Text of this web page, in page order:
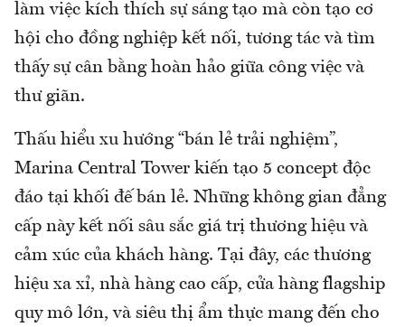
làm việc kích thích sự sáng tạo mà còn tạo cơ
hội cho đồng nghiệp kết nối, tương tác và tìm
thấy sự cân bằng hoàn hảo giữa công việc và
thư giãn.
Thấu hiểu xu hướng “bán lẻ trải nghiệm”,
Marina Central Tower kiến tạo 5 concept độc
đáo tại khối đế bán lẻ. Những không gian đẳng
cấp này kết nối sâu sắc giá trị thương hiệu và
cảm xúc của khách hàng. Tại đây, các thương
hiệu xa xỉ, nhà hàng cao cấp, cửa hàng flagship
quy mô lớn, và siêu thị ẩm thực mang đến cho